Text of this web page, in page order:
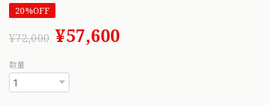
20%OFF
¥72,000 ¥57,600
数量